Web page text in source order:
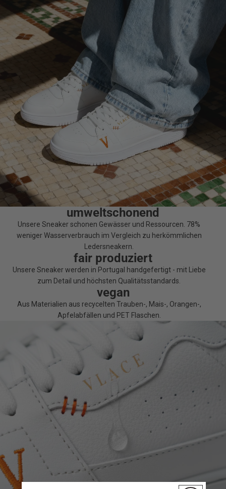
umweltschonend
Unsere Sneaker schonen Gewässer und Ressourcen. 78%
weniger Wasserverbrauch im Vergleich zu herkömmlichen
Ledersneakern.
fair produziert
Unsere Sneaker werden in Portugal handgefertigt - mit Liebe
zum Detail und höchsten Qualitätsstandards.
vegan
Aus Materialien aus recycelten Trauben-, Mais-, Orangen-,
Apfelabfällen und PET Flaschen.